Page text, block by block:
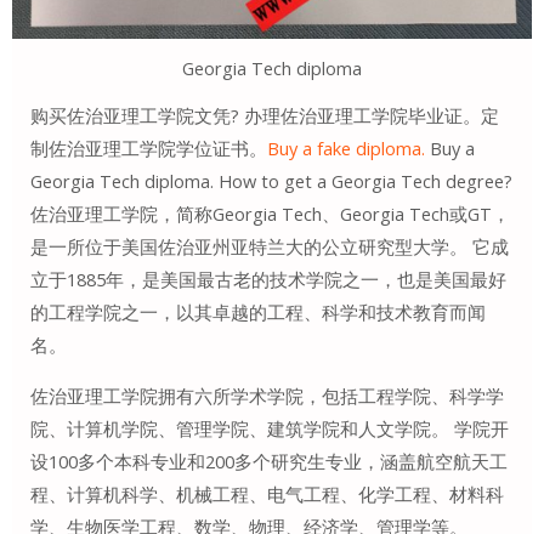
Georgia Tech diploma
购买佐治亚理工学院文凭? 办理佐治亚理工学院毕业证。定
制佐治亚理工学院学位证书。 Buy a fake diploma. Buy a
Georgia Tech diploma. How to get a Georgia Tech degree?
佐治亚理工学院，简称Georgia Tech、Georgia Tech或GT，
是一所位于美国佐治亚州亚特兰大的公立研究型大学。 它成
立于1885年，是美国最古老的技术学院之一，也是美国最好
的工程学院之一，以其卓越的工程、科学和技术教育而闻
名。
佐治亚理工学院拥有六所学术学院，包括工程学院、科学学
院、计算机学院、管理学院、建筑学院和人文学院。 学院开
设100多个本科专业和200多个研究生专业，涵盖航空航天工
程、计算机科学、机械工程、电气工程、化学工程、材料科
学、生物医学工程、数学、物理、经济学、管理学等。